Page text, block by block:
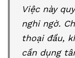
Việc này
nghi ngờ.
thoại đầu,
cần dụng